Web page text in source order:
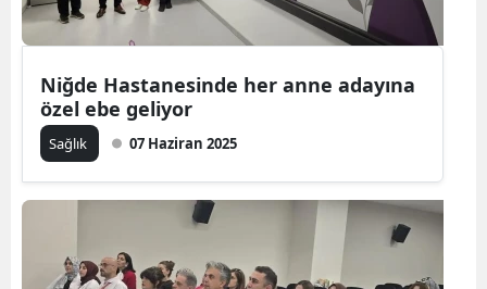
Niğde Hastanesinde her anne adayına
özel ebe geliyor
Sağlık 07 Haziran 2025